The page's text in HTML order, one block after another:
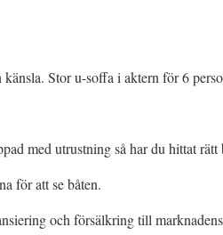
Stor u-soffa i aktern för 6
med utrustning så har du hittat rätt
för att se båten.
och försälkring till